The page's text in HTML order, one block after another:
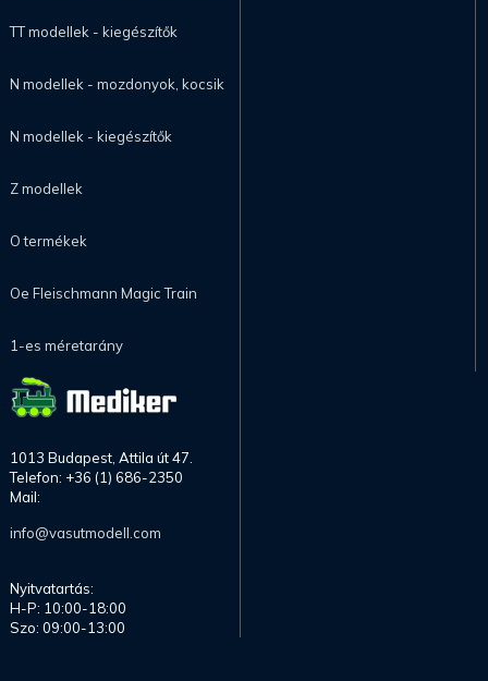
TT modellek - kiegészítők
N modellek - mozdonyok, kocsik
N modellek - kiegészítők
Z modellek
O termékek
Oe Fleischmann Magic Train
1-es méretarány
1013 Budapest, Attila út 47.
Telefon: +36 (1) 686-2350
Mail:
info@vasutmodell.com
Nyitvatartás:
H-P: 10:00-18:00
Szo: 09:00-13:00